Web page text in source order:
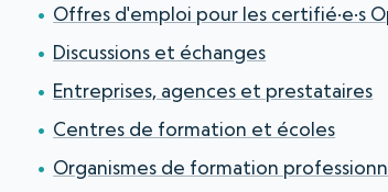
Offres d'emploi pour les certifié·e·s
Discussions et échanges
Entreprises, agences et prestataires
Centres de formation et écoles
Organismes de formation